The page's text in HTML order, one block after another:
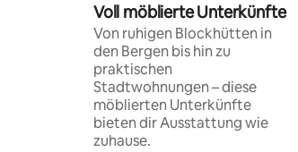
Voll möblierte Unterkünfte
Von ruhigen Blockhütten in
den Bergen bis hin zu
praktischen
Stadtwohnungen – diese
möblierten Unterkünfte
bieten dir Ausstattung wie
zuhause.